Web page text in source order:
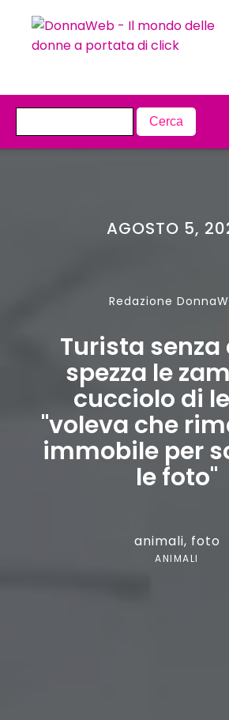
AGOSTO 5,
Redazione
Turista senza
spezza le
cucciolo di
"voleva che
immobile per
le foto"
animali, foto
ANIMALI